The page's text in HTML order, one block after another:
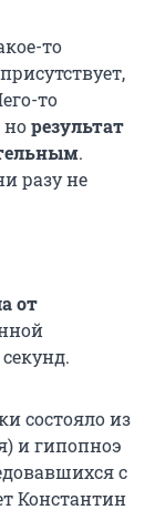
то
то
норезультат
.
разу не
от
состояло из
и гипопноэ
с
Константин